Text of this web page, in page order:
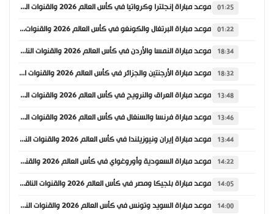
01:25 موعد مباراة إنجلترا وكرواتيا في كأس العالم 2026 والقنوات الناقلة
01:22 موعد مباراة البرتغال والكونغو في كأس العالم 2026 والقنوات الناقلة
18:34 موعد مباراة النمسا والأردن في كأس العالم 2026 والقنوات الناقلة
18:32 موعد مباراة الأرجنتين والجزائر في كأس العالم 2026 والقنوات الناقلة
13:48 موعد مباراة العراق والنرويج في كأس العالم 2026 والقنوات الناقلة
13:46 موعد مباراة فرنسا والسنغال في كأس العالم 2026 والقنوات الناقلة
13:44 موعد مباراة إيران ونيوزيلندا في كأس العالم 2026 والقنوات الناقلة
14:22 موعد مباراة السعودية وأوروغواي في كأس العالم 2026 والقنوات الناقلة
14:05 موعد مباراة بلجيكا ومصر في كأس العالم 2026 والقنوات الناقلة
14:00 موعد مباراة السويد وتونس في كأس العالم 2026 والقنوات الناقلة